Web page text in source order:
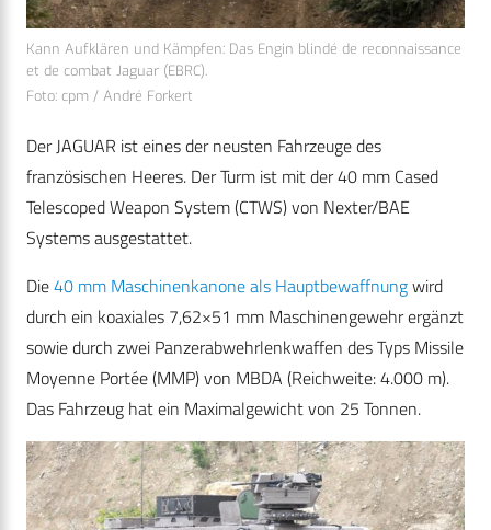
Kann Aufklären und Kämpfen: Das Engin blindé de reconnaissance
et de combat Jaguar (EBRC).
Foto: cpm / André Forkert
Der JAGUAR ist eines der neusten Fahrzeuge des
französischen Heeres. Der Turm ist mit der 40 mm Cased
Telescoped Weapon System (CTWS) von Nexter/BAE
Systems ausgestattet.
Die40 mm Maschinenkanone als Hauptbewaffnungwird
durch ein koaxiales 7,62×51 mm Maschinengewehr ergänzt
sowie durch zwei Panzerabwehrlenkwaffen des Typs Missile
Moyenne Portée (MMP) von MBDA (Reichweite: 4.000 m).
Das Fahrzeug hat ein Maximalgewicht von 25 Tonnen.